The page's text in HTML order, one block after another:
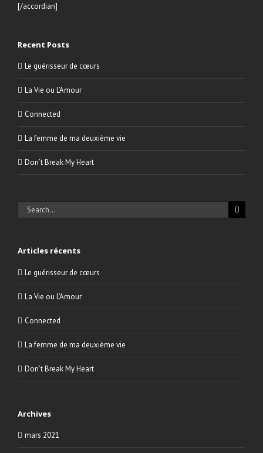
[/accordian]
Recent Posts
Le guérisseur de cœurs
La Vie ou L’Amour
Connected
La femme de ma deuxième vie
Don’t Break My Heart
Search
for:
Articles récents
Le guérisseur de cœurs
La Vie ou L’Amour
Connected
La femme de ma deuxième vie
Don’t Break My Heart
Archives
mars 2021